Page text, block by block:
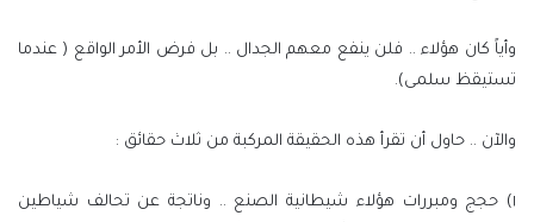
وأياً كان هؤلاء .. فلن ينفع معهم الجدال .. بل فرض الأمر الواقع ( عندما
تستيقظ سلمى).
والآن .. حاول أن تقرأ هذه الحقيقة المركبة من ثلاث حقائق :
١) حجج ومبررات هؤلاء شيطانية الصنع .. وناتجة عن تحالف شياطين